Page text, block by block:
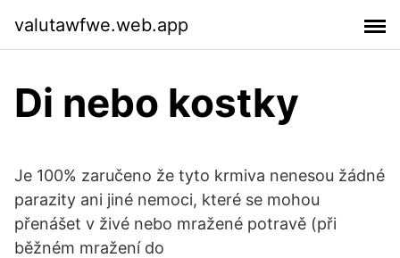
valutawfwe.web.app
Di nebo kostky
Je 100% zaručeno že tyto krmiva nenesou žádné
parazity ani jiné nemoci, které se mohou
přenášet v živé nebo mražené potravě (při
běžném mražení do